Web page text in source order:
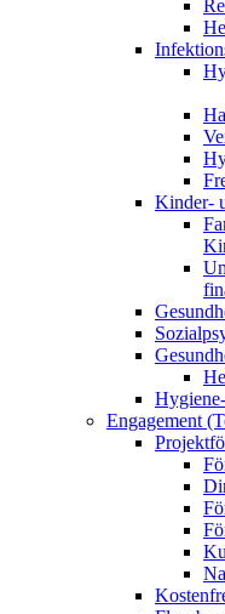
Kinder-
Engagement